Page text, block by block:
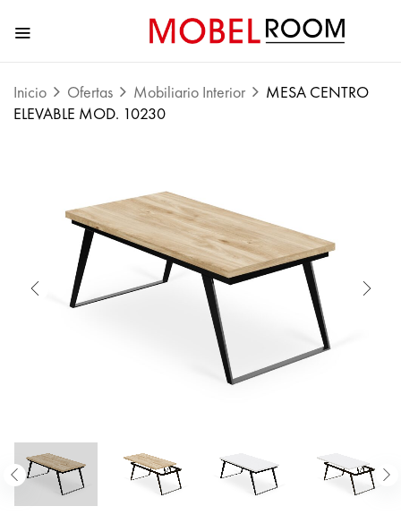
Inicio Ofertas Mobiliario Interior
MESA CENTRO
ELEVABLE MOD. 10230